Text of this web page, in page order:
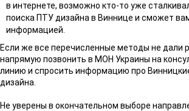
в интернете, возможно кто-то уже
поиска ПТУ дизайна в Виннице и сможет
информацией.
Если же все перечисленные методы не дали
напрямую позвонить в МОН Украины на
линию и спросить информацию про
дизайна.
Не уверены в окончательном выборе